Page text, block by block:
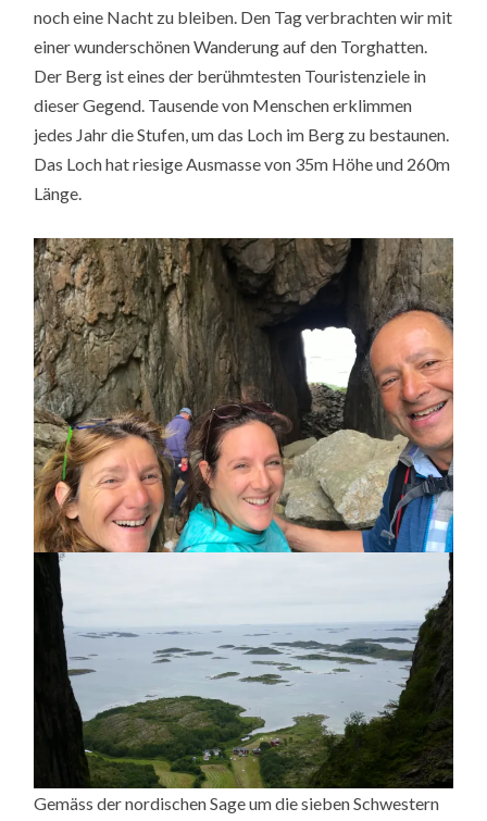
noch eine Nacht zu bleiben. Den Tag verbrachten wir mit
einer wunderschönen Wanderung auf den Torghatten.
Der Berg ist eines der berühmtesten Touristenziele in
dieser Gegend. Tausende von Menschen erklimmen
jedes Jahr die Stufen, um das Loch im Berg zu bestaunen.
Das Loch hat riesige Ausmasse von 35m Höhe und 260m
Länge.
Gemäss der nordischen Sage um die sieben Schwestern